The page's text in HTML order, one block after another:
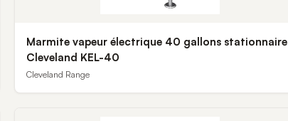
Marmite vapeur électrique 40 gallons stationnaire
Cleveland KEL-40
Cleveland Range